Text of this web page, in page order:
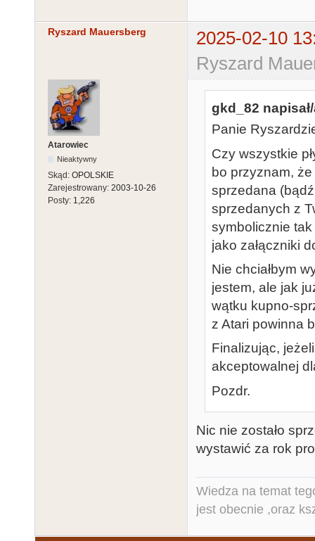
Ryszard Mauersberg
2025-02-10
Ryszard
Atarowiec
Nieaktywny
Skąd: OPOLSKIE
Zarejestrowany: 2003-10-26
Posty: 1,226
gkd_82
Panie
Czy wszystkie
bo przyznam,
sprzedana
sprzedanych z
symbolicznie
jako załączniki
Nie chciałbym
jestem, ale jak
wątku kupno-
z Atari powinna
Finalizując,
akceptowalnej
Pozdr.
Nic nie zostało
wystawić za rok
Wiedza na temat
jest obecnie ,oraz